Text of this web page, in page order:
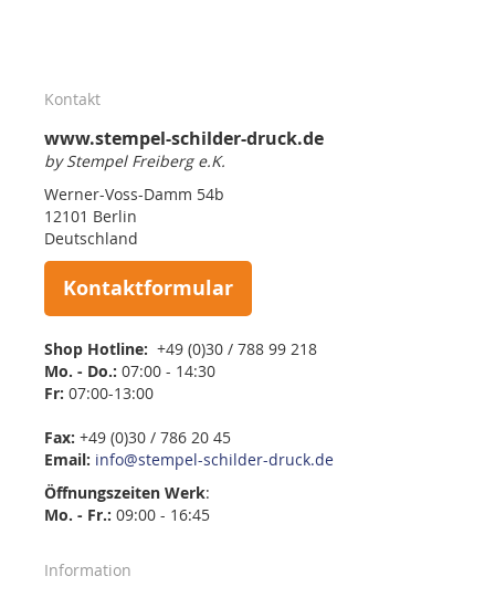
Kontakt
www.stempel-schilder-druck.de
by Stempel Freiberg e.K.
Werner-Voss-Damm 54b
12101 Berlin
Deutschland
Kontaktformular
Shop Hotline: +49 (0)30 / 788 99 218
Mo. - Do.: 07:00 - 14:30
Fr: 07:00-13:00
Fax: +49 (0)30 / 786 20 45
Email: info@stempel-schilder-druck.de
Öffnungszeiten Werk:
Mo. - Fr.: 09:00 - 16:45
Information